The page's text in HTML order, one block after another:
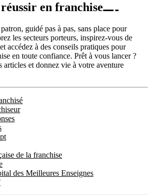
en franchise
guidé pas à pas, sans place pour
les secteurs porteurs, inspirez-vous de
accédez à des conseils pratiques pour
en toute confiance. Prêt à vous lancer ?
articles et donnez vie à votre aventure
de la franchise
des Meilleures Enseignes